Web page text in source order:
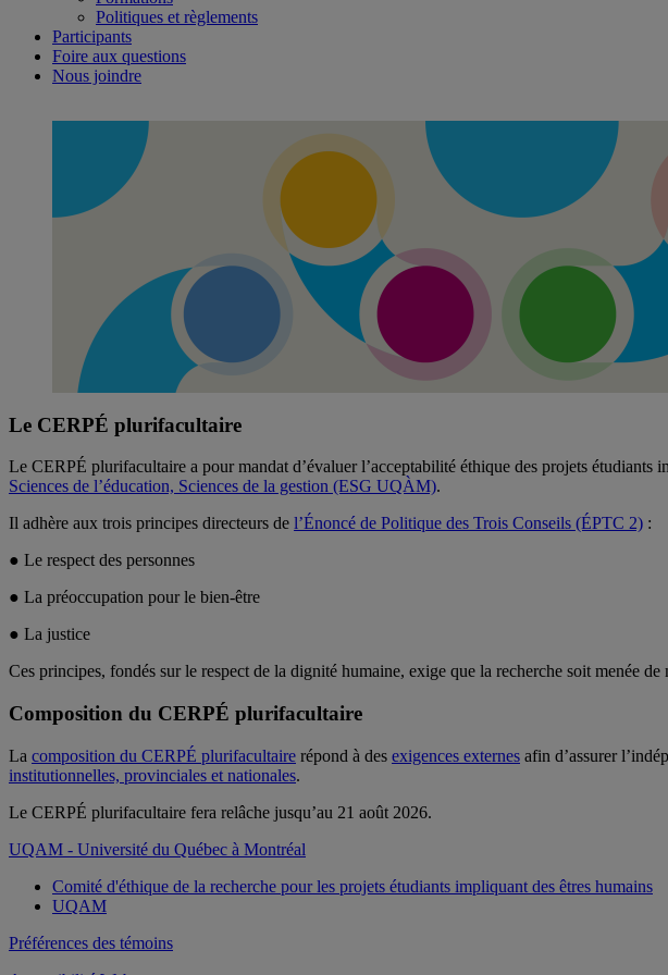
Politiques et règlements
Participants
Foire aux questions
Nous joindre
Le CERPÉ plurifacultaire
Le CERPÉ plurifacultaire a pour mandat d’évaluer l’acceptabilité éthique des projets étudiants
Sciences de l’éducation, Sciences de la gestion (ESG UQÀM).
Il adhère aux trois principes directeurs de l’Énoncé de Politique des Trois Conseils (ÉPTC 2) :
● Le respect des personnes
● La préoccupation pour le bien-être
● La justice
Ces principes, fondés sur le respect de la dignité humaine, exige que la recherche soit menée
Composition du CERPÉ plurifacultaire
La composition du CERPÉ plurifacultaire répond à des exigences externes afin d’assurer
institutionnelles, provinciales et nationales.
Le CERPÉ plurifacultaire fera relâche jusqu’au 21 août 2026.
UQAM - Université du Québec à Montréal
Comité d'éthique de la recherche pour les projets étudiants impliquant des êtres humains
UQAM
Préférences des témoins